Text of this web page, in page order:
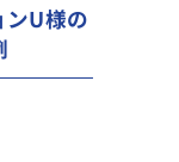
U様の